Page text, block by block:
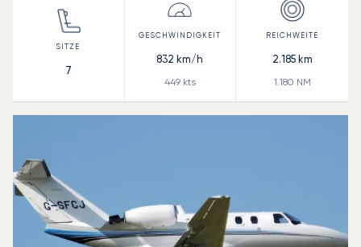
7
832 km/h
449kts
2.185km
1.180 NM